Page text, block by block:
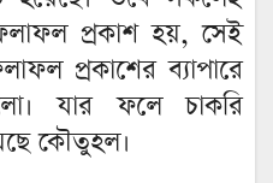
প্রকাশ হয়, সেই
প্রকাশের ব্যাপারে
যার ফলে চাকরি
কৌতুহল।